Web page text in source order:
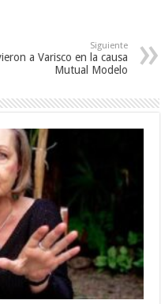
Siguiente
a Varisco en la causa
Mutual Modelo